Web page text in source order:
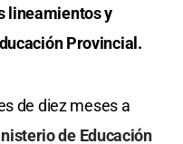
lineamientos y
Provincial.
de diez meses a
de Educación